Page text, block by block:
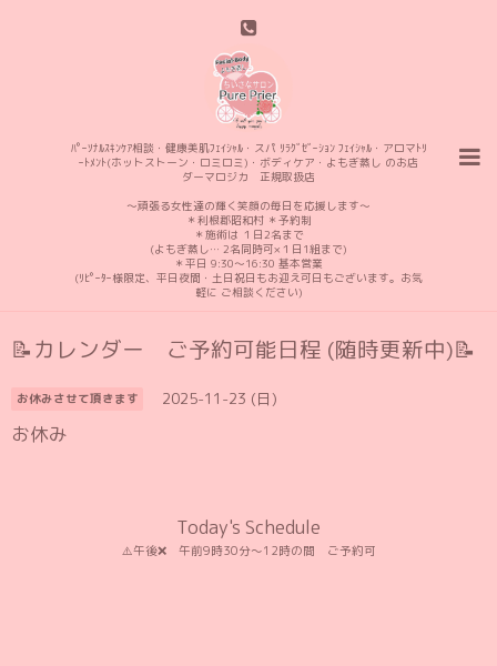
ﾊﾟｰｿﾅﾙｽｷﾝｹｱ相談・健康美肌ﾌｪｲｼｬﾙ・スパ ﾘﾗｸﾞｾﾞｰｼｮﾝ ﾌｪｲｼｬﾙ・アロマﾄﾘ
ｰﾄﾒﾝﾄ(ホットストーン・ロミロミ)・ボディケア・よもぎ蒸し のお店
ダーマロジカ 正規取扱店
〜頑張る女性達の輝く笑顔の毎日を応援します〜
＊利根郡昭和村 ＊予約制
＊施術は １日2名まで
(よもぎ蒸し… 2名同時可×１日1組まで)
＊平日 9:30〜16:30 基本営業
(ﾘﾋﾟｰﾀｰ様限定、平日夜間・土日祝日もお迎え可日もございます。お気
軽に ご相談ください)
📝カレンダー ご予約可能日程 (随時更新中)📝
お休みさせて頂きます 2025-11-23 (日)
お休み
Today's Schedule
⚠️午後❌️ 午前9時30分〜12時の間 ご予約可